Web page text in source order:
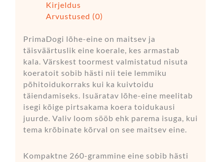
Kirjeldus
Arvustused (0)
PrimaDogi lõhe-eine on maitsev ja
täisväärtuslik eine koerale, kes armastab
kala. Värskest toormest valmistatud nisuta
koeratoit sobib hästi nii teie lemmiku
põhitoidukorraks kui ka kuivtoidu
täiendamiseks. Isuäratav lõhe-eine meelitab
isegi kõige pirtsakama koera toidukausi
juurde. Valiv loom sööb ehk parema isuga, kui
tema krõbinate kõrval on see maitsev eine.
Kompaktne 260-grammine eine sobib hästi